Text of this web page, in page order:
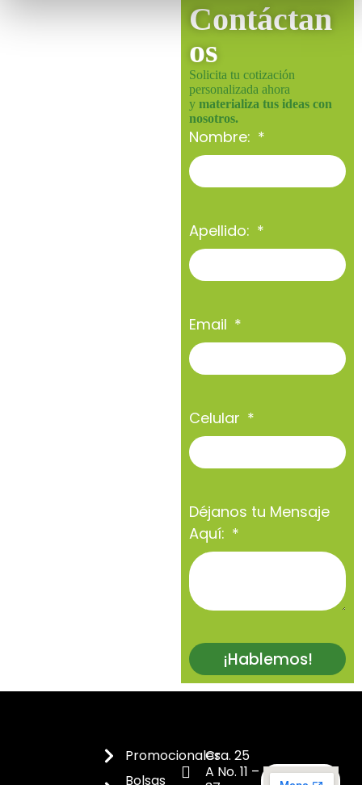
Contáctan
os
Solicita tu cotización
personalizada ahora
y materializa tus ideas con
nosotros.
Nombre:
Apellido:
Email
Celular
Déjanos tu Mensaje
Aquí:
¡Hablemos!
Promocionales
Bolsas
Cra. 25
A No. 11 –